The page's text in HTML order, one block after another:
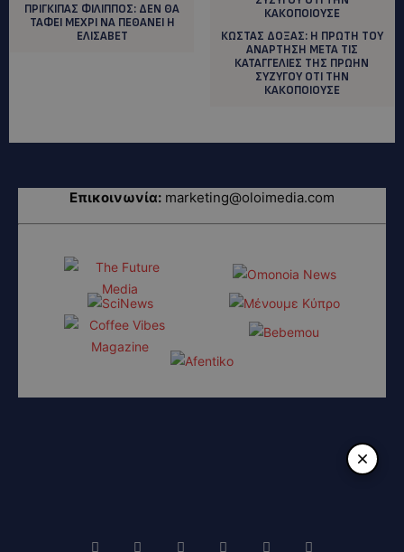
ΠΡΙΓΚΙΠΑΣ ΦΙΛΙΠΠΟΣ: ΔΕΝ ΘΑ
ΤΑΦΕΙ ΜΕΧΡΙ ΝΑ ΠΕΘΑΝΕΙ Η
ΕΛΙΣΑΒΕΤ
ΚΩΣΤΑΣ ΔΟΞΑΣ: H ΠΡΩΤΗ ΤΟΥ
ΑΝΑΡΤΗΣΗ ΜΕΤΑ ΤΙΣ
ΚΑΤΑΓΓΕΛΙΕΣ ΤΗΣ ΠΡΩΗΝ
ΣΥΖΥΓΟΥ ΟΤΙ ΤΗΝ
ΚΑΚΟΠΟΙΟΥΣΕ
Επικοινωνία: marketing@oloimedia.com